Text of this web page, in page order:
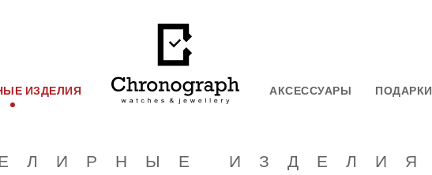
ИЗДЕЛИЯ АКСЕССУАРЫ ПОДАРКИ
ИЗДЕЛИЯ